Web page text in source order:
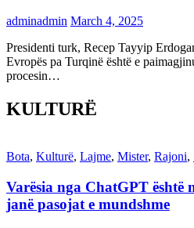
adminadmin March 4, 2025
Presidenti turk, Recep Tayyip
Evropës pa Turqinë është e
procesin…
KULTURË
Bota, Kulturë, Lajme, Mister, Rajoni,
Varësia nga ChatGPT
janë pasojat e mundshme